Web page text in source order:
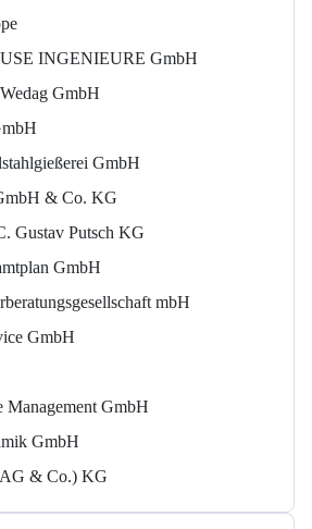
INGENIEURE GmbH
GmbH
GmbH
& Co. KG
Gustav Putsch KG
GmbH
mbH
GmbH
Management GmbH
GmbH
& Co.) KG